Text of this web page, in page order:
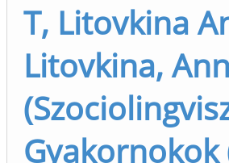
T, Litovkina
Litovkina,
Gyakornokok